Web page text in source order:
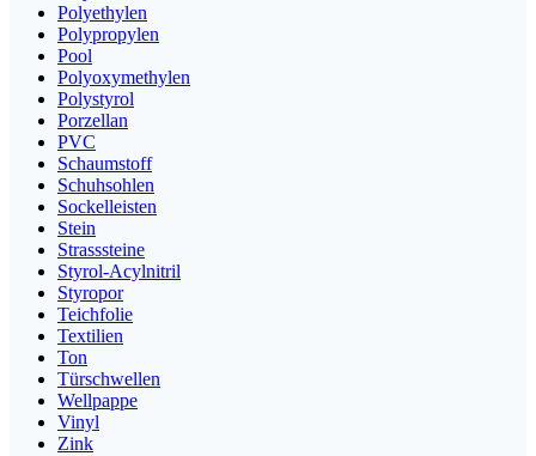
Polyethylen
Polypropylen
Pool
Polyoxymethylen
Polystyrol
Porzellan
PVC
Schaumstoff
Schuhsohlen
Sockelleisten
Stein
Strasssteine
Styrol-Acylnitril
Styropor
Teichfolie
Textilien
Ton
Türschwellen
Wellpappe
Vinyl
Zink